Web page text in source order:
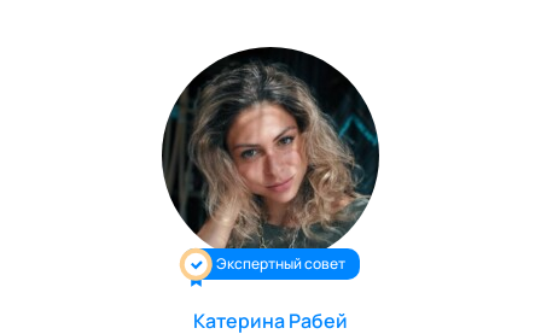
Экспертный совет
Катерина Рабей